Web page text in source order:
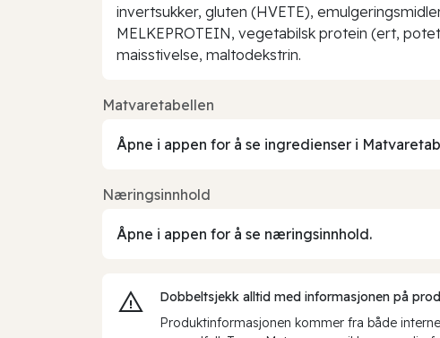
invertsukker, gluten (HVETE),
MELKEPROTEIN, vegetabilsk protein (ert,
maisstivelse, maltodekstrin.
Matvaretabellen
Åpne i appen for å se ingredienser i
Næringsinnhold
Åpne i appen for å se næringsinnhold.
Dobbeltsjekk alltid med informasjonen på
Produktinformasjonen kommer fra både